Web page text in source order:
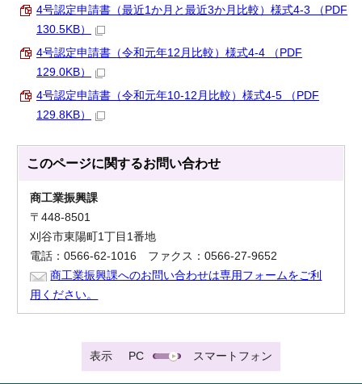
4号認定申請書（最近1か月と最近3か月比較）様式4-3 （PDF
130.5KB）
4号認定申請書（令和元年12月比較）様式4-4 （PDF
129.0KB）
4号認定申請書（令和元年10-12月比較）様式4-5 （PDF
129.8KB）
このページに関するお問い合わせ
商工業振興課
〒448-8501
刈谷市東陽町1丁目1番地
電話：0566-62-1016 ファクス：0566-27-9652
商工業振興課へのお問い合わせは専用フォームをご利
用ください。
表示 PC スマートフォン